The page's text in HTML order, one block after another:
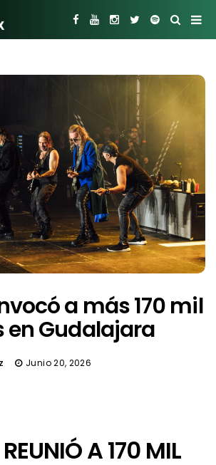
a más 170 mil
en Gudalajara
Junio 20, 2026
A 170 MIL